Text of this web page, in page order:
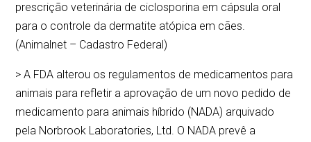
prescrição veterinária de ciclosporina em cápsula oral
para o controle da dermatite atópica em cães.
(Animalnet – Cadastro Federal)
> A FDA alterou os regulamentos de medicamentos para
animais para refletir a aprovação de um novo pedido de
medicamento para animais híbrido (NADA) arquivado
pela Norbrook Laboratories, Ltd. O NADA prevê a